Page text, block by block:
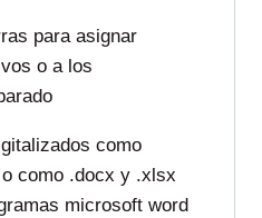
para asignar
o a los
como
como .docx y .xlsx
microsoft word